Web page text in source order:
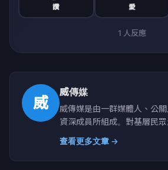
讚 愛
1 人反應
威
威傳媒
威傳媒是由一群媒體人、公
資深成員所組成。對基層民
供原創在地觀點報導和消費
享、商業引薦、科技新知為特
查看更多文章 →